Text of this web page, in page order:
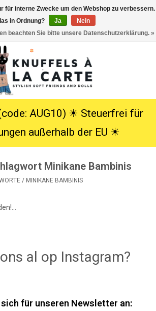
AUG10) ☀︎ Steuerfrei für
außerhalb der EU ☀︎
Minikane Bambinis
/ MINIKANE BAMBINIS
al op Instagram?
für unseren Newsletter an:
für interne Zwecke um den Webshop zu verbessern.
in Ordnung?
Ja
Nein
beachten Sie bitte unsere Datenschutzerklärung. »